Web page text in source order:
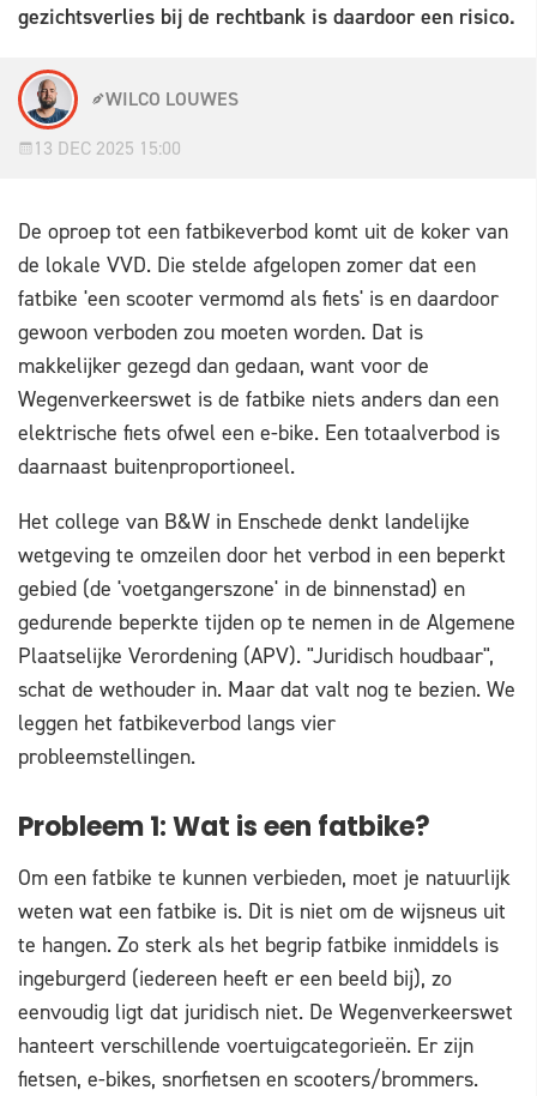
gezichtsverlies bij de rechtbank is daardoor een risico.
WILCO LOUWES
13 DEC 2025 15:00
De oproep tot een fatbikeverbod komt uit de koker van
de lokale VVD. Die stelde afgelopen zomer dat een
fatbike 'een scooter vermomd als fiets' is en daardoor
gewoon verboden zou moeten worden. Dat is
makkelijker gezegd dan gedaan, want voor de
Wegenverkeerswet is de fatbike niets anders dan een
elektrische fiets ofwel een e-bike. Een totaalverbod is
daarnaast buitenproportioneel.
Het college van B&W in Enschede denkt landelijke
wetgeving te omzeilen door het verbod in een beperkt
gebied (de 'voetgangerszone' in de binnenstad) en
gedurende beperkte tijden op te nemen in de Algemene
Plaatselijke Verordening (APV). "Juridisch houdbaar",
schat de wethouder in. Maar dat valt nog te bezien. We
leggen het fatbikeverbod langs vier
probleemstellingen.
Probleem 1: Wat is een fatbike?
Om een fatbike te kunnen verbieden, moet je natuurlijk
weten wat een fatbike is. Dit is niet om de wijsneus uit
te hangen. Zo sterk als het begrip fatbike inmiddels is
ingeburgerd (iedereen heeft er een beeld bij), zo
eenvoudig ligt dat juridisch niet. De Wegenverkeerswet
hanteert verschillende voertuigcategorieën. Er zijn
fietsen, e-bikes, snorfietsen en scooters/brommers.